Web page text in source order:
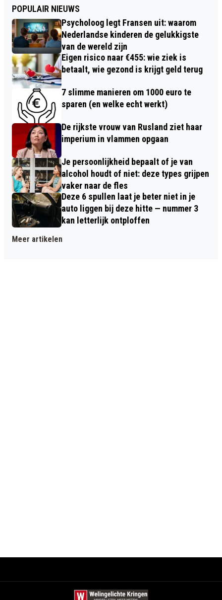
POPULAIR NIEUWS
Psycholoog legt Fransen uit: waarom
Nederlandse kinderen de gelukkigste
van de wereld zijn
Eigen risico naar €455: wie ziek is
betaalt, wie gezond is krijgt geld terug
7 slimme manieren om 1000 euro te
sparen (en welke echt werkt)
De rijkste vrouw van Rusland ziet haar
imperium in vlammen opgaan
Je persoonlijkheid bepaalt of je van
alcohol houdt of niet: deze types grijpen
vaker naar de fles
Deze 6 spullen laat je beter niet in je
auto liggen bij deze hitte — nummer 3
kan letterlijk ontploffen
Meer artikelen